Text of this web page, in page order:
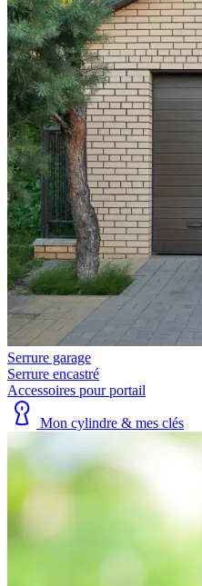
Serrure garage
Serrure encastré
Accessoires pour portail
Mon cylindre & mes clés